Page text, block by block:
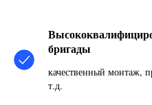
бригады
качественный монтаж,
т.д.